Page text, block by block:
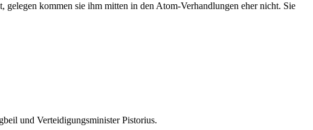
kommen sie ihm mitten in den Atom-Verhandlungen eher nicht. Sie
und Verteidigungsminister Pistorius.